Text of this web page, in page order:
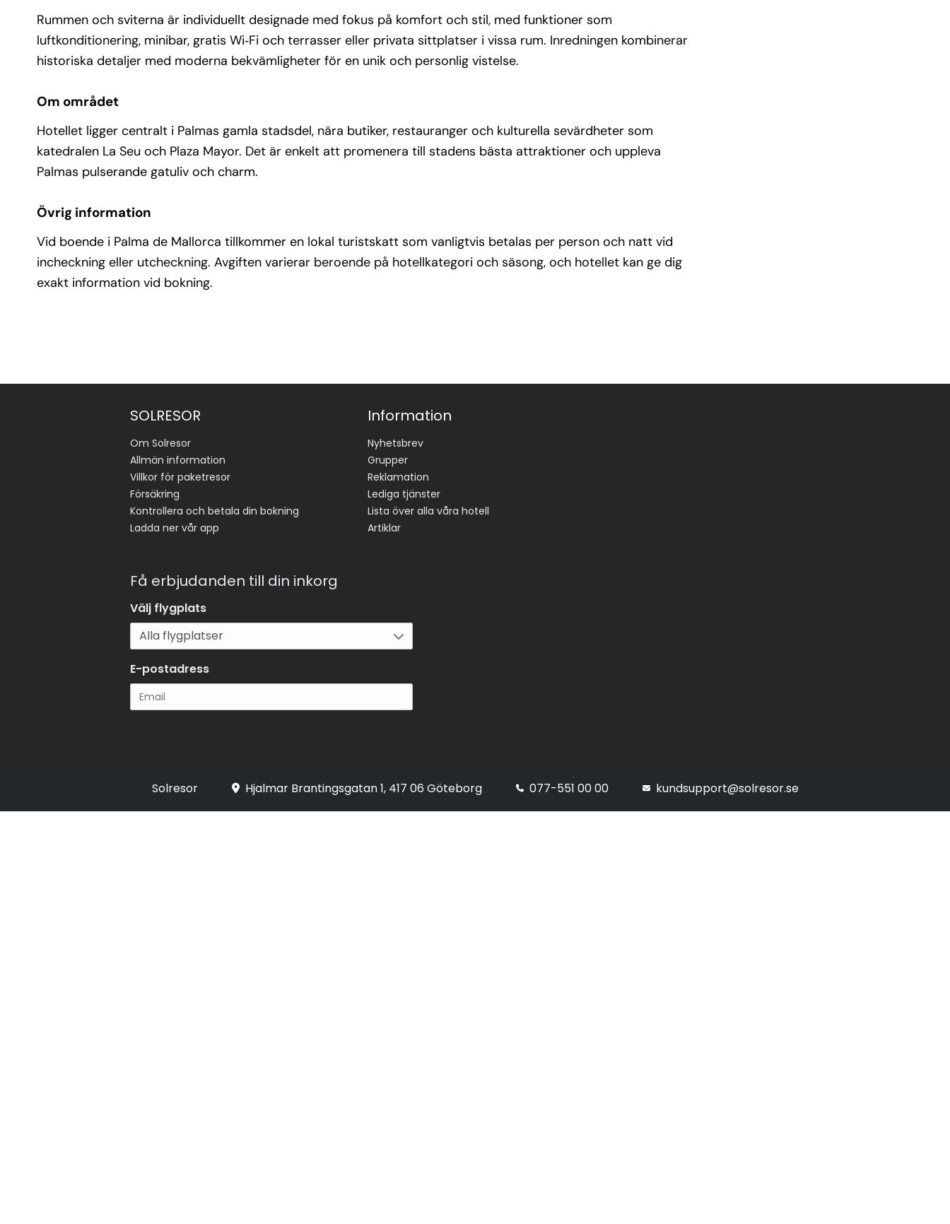
Rummen och sviterna är individuellt designade med fokus på komfort och stil, med funktioner som
luftkonditionering, minibar, gratis Wi‑Fi och terrasser eller privata sittplatser i vissa rum. Inredningen kombinerar
historiska detaljer med moderna bekvämligheter för en unik och personlig vistelse.
Om området
Hotellet ligger centralt i Palmas gamla stadsdel, nära butiker, restauranger och kulturella sevärdheter som
katedralen La Seu och Plaza Mayor. Det är enkelt att promenera till stadens bästa attraktioner och uppleva
Palmas pulserande gatuliv och charm.
Övrig information
Vid boende i Palma de Mallorca tillkommer en lokal turistskatt som vanligtvis betalas per person och natt vid
incheckning eller utcheckning. Avgiften varierar beroende på hotellkategori och säsong, och hotellet kan ge dig
exakt information vid bokning.
SOLRESOR
Om Solresor
Allmän information
Villkor för paketresor
Försäkring
Kontrollera och betala din bokning
Ladda ner vår app
Information
Nyhetsbrev
Grupper
Reklamation
Lediga tjänster
Lista över alla våra hotell
Artiklar
Få erbjudanden till din inkorg
Välj flygplats
E-postadress
Solresor Hjalmar Brantingsgatan 1, 417 06 Göteborg 077-551 00 00 kundsupport@solresor.se